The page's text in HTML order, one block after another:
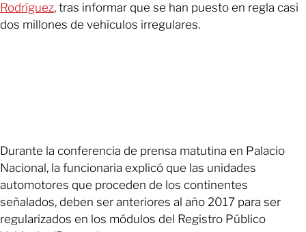
Rodríguez, tras informar que se han puesto en regla casi
dos millones de vehículos irregulares.
Durante la conferencia de prensa matutina en Palacio
Nacional, la funcionaria explicó que las unidades
automotores que proceden de los continentes
señalados, deben ser anteriores al año 2017 para ser
regularizados en los módulos del Registro Público